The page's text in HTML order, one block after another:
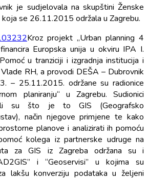
je sudjelovala na skupštini Ženske
se 26.11.2015 održala u Zagrebu.
Kroz projekt „Urban planning 4
Europska unija u okviru IPA I.
u tranziciji i izgradnja institucija i
RH, a provodi DEŠA – Dubrovnik
– 25.11.2015. održane su radionice
planiranju“ u Zagrebu. Sudionici
su što je to GIS (Geografsko
način njegove primjene te kako
planove i analizirati ih pomoću
kolega iz partnerske udruge na
za GIS iz Zagreba održana su i
i “Geoservisi” u kojima su
lakšu konverziju podataka u željeni